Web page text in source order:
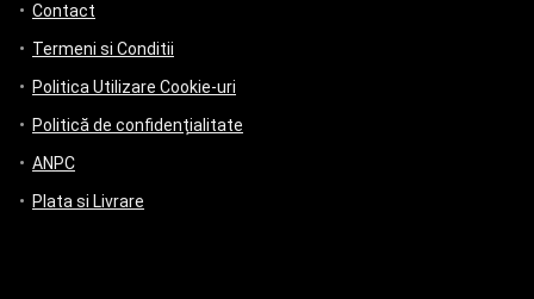
Contact
Termeni si Conditii
Politica Utilizare Cookie-uri
Politică de confidențialitate
ANPC
Plata si Livrare